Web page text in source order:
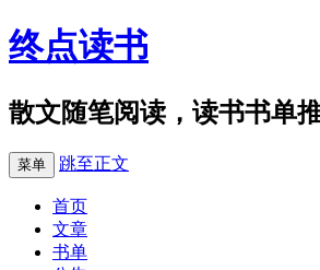
终点读书
散文随笔阅读，读书书单
菜单 跳至正文
首页
文章
书单